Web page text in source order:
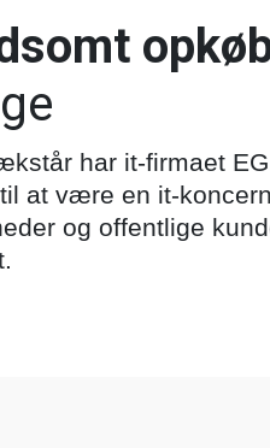
har it-firmaet
at være en it-
og offentlige